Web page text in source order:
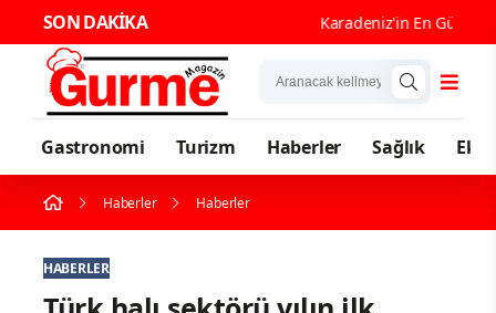
SON DAKİKA Karadeniz'in En Güçlü
Gastronomi Turizm Haberler Sağlık
Haberler Haberler
HABERLER